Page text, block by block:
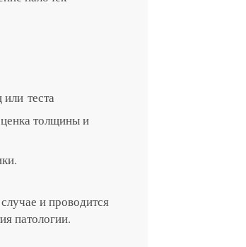
теста
толщины и
и проводится
патологии.